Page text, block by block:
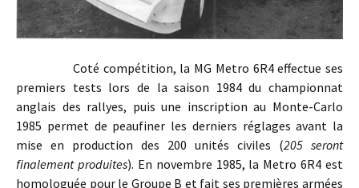
Coté compétition, la MG Metro 6R4 effectue ses
premiers tests lors de la saison 1984 du championnat
anglais des rallyes, puis une inscription au Monte-Carlo
1985 permet de peaufiner les derniers réglages avant la
mise en production des 200 unités civiles (205 seront
finalement produites). En novembre 1985, la Metro 6R4 est
homologuée pour le Groupe B et fait ses premières armées